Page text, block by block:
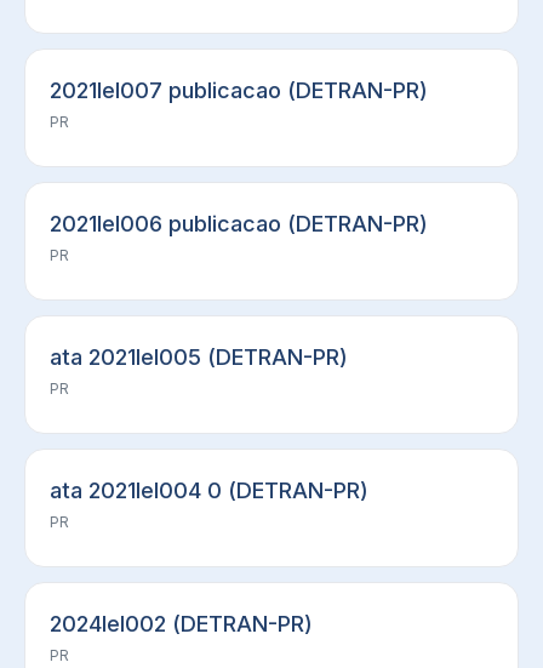
2021lel007 publicacao (DETRAN-PR)
PR
2021lel006 publicacao (DETRAN-PR)
PR
ata 2021lel005 (DETRAN-PR)
PR
ata 2021lel004 0 (DETRAN-PR)
PR
2024lel002 (DETRAN-PR)
PR